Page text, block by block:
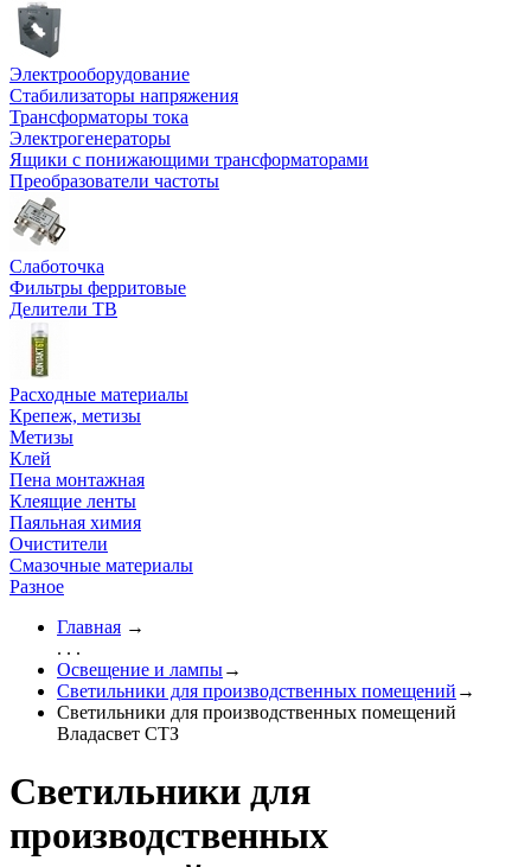
Электрооборудование
Стабилизаторы напряжения
Трансформаторы тока
Электрогенераторы
Ящики с понижающими трансформаторами
Преобразователи частоты
Слаботочка
Фильтры ферритовые
Делители ТВ
Расходные материалы
Крепеж, метизы
Метизы
Клей
Пена монтажная
Клеящие ленты
Паяльная химия
Очистители
Смазочные материалы
Разное
Главная →
. . .
Освещение и лампы→
Светильники для производственных помещений →
Светильники для производственных помещений
Владасвет СТЗ
Светильники для
производственных